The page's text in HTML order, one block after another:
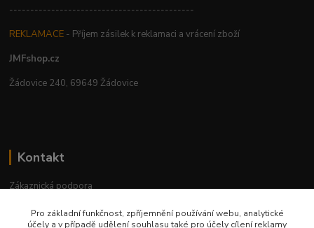
--------------------------------------------
REKLAMACE - Příjem zásilek k reklamaci a vrácení zboží
JMFshop.cz
Žádovice 240, 69649 Žádovice
Kontakt
Zákaznická podpora
Po-Pá, 9-18 hod.
Pro základní funkčnost, zpříjemnění používání webu, analytické
účely a v případě udělení souhlasu také pro účely cílení reklamy